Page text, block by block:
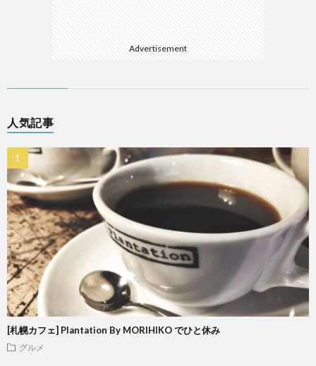
Advertisement
人気記事
[札幌カフェ] Plantation By MORIHIKO でひと休み
グルメ